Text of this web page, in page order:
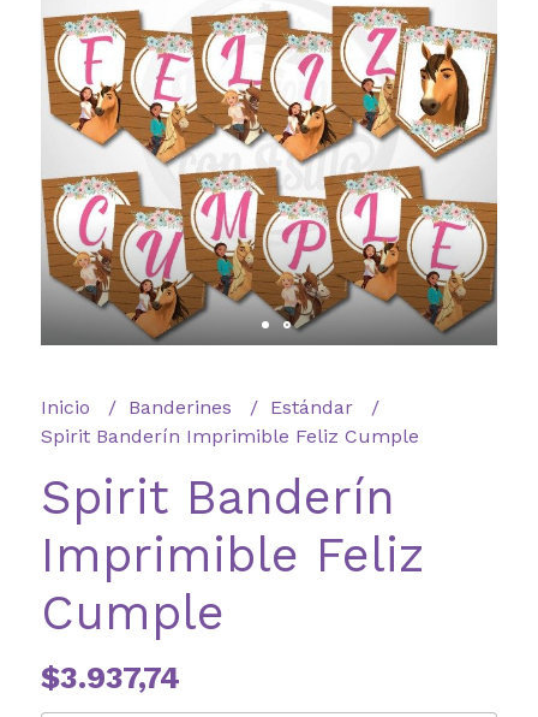
Inicio Banderines
Estándar
Spirit Banderín Imprimible Feliz Cumple
Spirit Banderín
Imprimible Feliz
Cumple
$3.937,74